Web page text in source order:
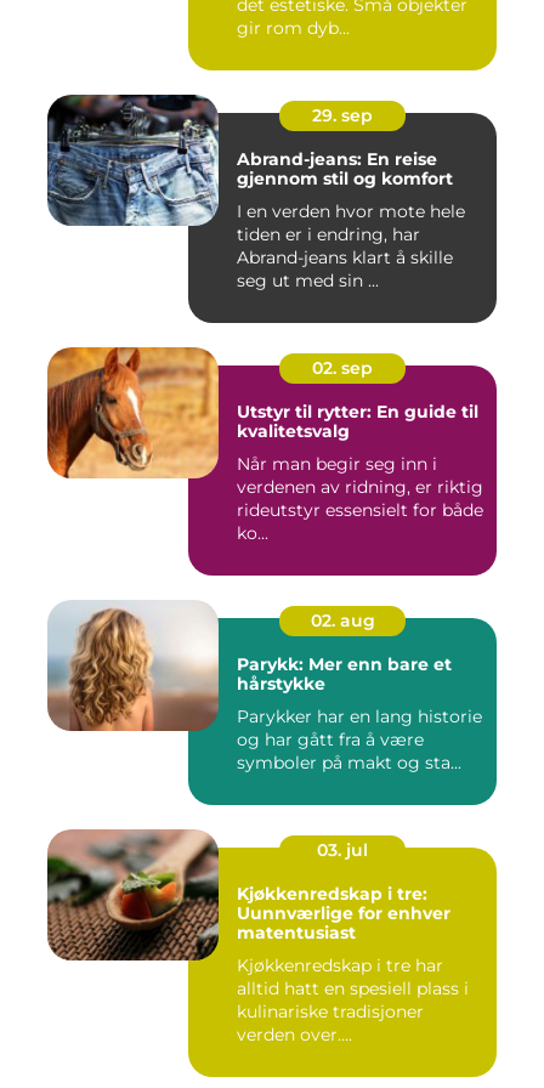
det estetiske. Små objekter
gir rom dyb...
29. sep
Abrand-jeans: En reise
gjennom stil og komfort
I en verden hvor mote hele
tiden er i endring, har
Abrand-jeans klart å skille
seg ut med sin ...
02. sep
Utstyr til rytter: En guide til
kvalitetsvalg
Når man begir seg inn i
verdenen av ridning, er riktig
rideutstyr essensielt for både
ko...
02. aug
Parykk: Mer enn bare et
hårstykke
Parykker har en lang historie
og har gått fra å være
symboler på makt og sta...
03. jul
Kjøkkenredskap i tre:
Uunnværlige for enhver
matentusiast
Kjøkkenredskap i tre har
alltid hatt en spesiell plass i
kulinariske tradisjoner
verden over....